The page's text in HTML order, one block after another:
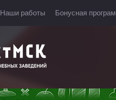
Наши работы Бонусная